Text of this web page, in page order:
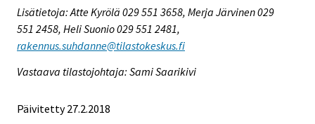
Lisätietoja: Atte Kyrölä 029 551 3658, Merja Järvinen 029
551 2458, Heli Suonio 029 551 2481,
rakennus.suhdanne@tilastokeskus.fi
Vastaava tilastojohtaja: Sami Saarikivi
Päivitetty 27.2.2018